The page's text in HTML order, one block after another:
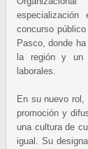
concurso
Pasco, donde
la región y un
laborales.
En su nuevo rol,
promoción y
una cultura de
igual. Su